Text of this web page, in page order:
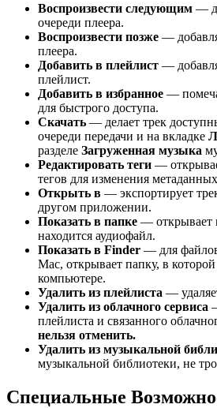
Воспроизвести следующим —
очереди плеера.
Воспроизвести позже —
плеера.
Добавить в плейлист —
плейлист.
Добавить в избранное —
для быстрого доступа.
Скачать — делает трек
очереди передачи и на вкладке
разделе Загруженная музыка
Редактировать теги —
тегов для изменения
Открыть в — экспортирует
другом приложении.
Показать в папке — открывает
находится аудиофайл.
Показать в Finder — для
Mac, открывает папку, в
компьютере.
Удалить из плейлиста —
Удалить из облачного сервиса
плейлиста и связанного
нельзя отменить.
Удалить из музыкальной
музыкальной библиотеки, не
Специальные